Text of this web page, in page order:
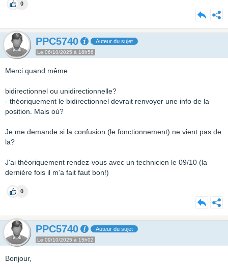
0
PPC5740 Auteur du sujet
Le 06/10/2025 à 16h56
Merci quand même.
bidirectionnel ou unidirectionnelle?
- théoriquement le bidirectionnel devrait renvoyer une info de la
position. Mais où?
Je me demande si la confusion (le fonctionnement) ne vient pas de
la?
J'ai théoriquement rendez-vous avec un technicien le 09/10 (la
dernière fois il m'a fait faut bon!)
0
PPC5740 Auteur du sujet
Le 09/10/2025 à 15h02
Bonjour,